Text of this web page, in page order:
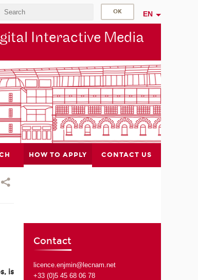
EN
Interactive Media
HOW TO APPLY CONTACT US
is
Contact
licence.enjmin@lecnam.net
+33 (0)5 45 68 06 78